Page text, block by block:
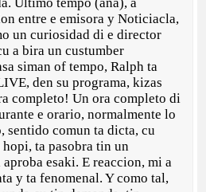
entre e emisora y Noticiacla,
un curiosidad di e director
a bira un custumber
siman of tempo, Ralph ta
den su programa, kizas
completo! Un ora completo di
e orario, normalmente lo
sentido comun ta dicta, cu
ta pasobra tin un
aproba esaki. E reaccion, mi a
y ta fenomenal. Y como tal,